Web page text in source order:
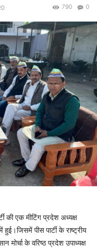
0
790
की एक मीटिंग प्रदेश अध्यक्ष
हुई।जिसमें पीस पार्टी के राष्ट्रीय
मोर्चा के वरिष्ठ प्रदेश उपाध्यक्ष